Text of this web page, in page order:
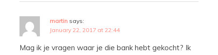
martin says:
January 22, 2017 at 22:44
Mag ik je vragen waar je die bank hebt gekocht? Ik